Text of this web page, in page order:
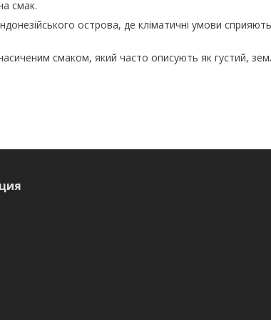
смак.
острова, де кліматичні умови
смаком, який часто описують як густий,